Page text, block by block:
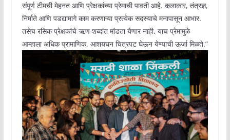
संपूर्ण टीमची मेहनत आणि प्रेक्षकांच्या प्रेमाची पावती आहे. कलाकार, तंत्रज्ञ,
निर्माते आणि पडद्यामागे काम करणाऱ्या प्रत्येक सदस्याचे मनापासून आभार.
तसेच रसिक प्रेक्षकांचे ऋण शब्दांत मांडता येणार नाही. याच प्रेमामुळे
आम्हाला अधिक प्रामाणिक, आशयघन चित्रपट घेऊन येण्याची ऊर्जा मिळते.”